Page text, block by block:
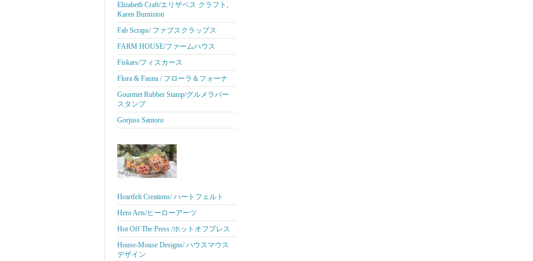
Elizabeth Craft/エリザベス クラフト,
Karen Burniston
Fab Scraps/ ファブスクラップス
FARM HOUSE/ファームハウス
Fiskars/フィスカース
Flora & Fauna / フローラ＆フォーナ
Gourmet Rubber Stamp/グルメラバー
スタンプ
Gorjuss Santoro
Heartfelt Creations/ ハートフェルト
Hero Arts/ヒーローアーツ
Hot Off The Press /ホットオフプレス
House-Mouse Designs/ ハウスマウス
デザイン